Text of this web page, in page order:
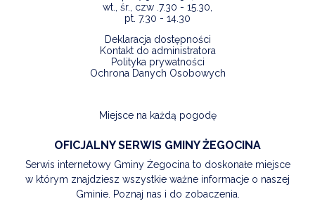
wt., śr., czw .7.30 - 15.30,
pt. 7.30 - 14.30
Deklaracja dostępności
Kontakt do administratora
Polityka prywatności
Ochrona Danych Osobowych
Miejsce na każdą pogodę
OFICJALNY SERWIS GMINY ŻEGOCINA
Serwis internetowy Gminy Żegocina to doskonałe miejsce
w którym znajdziesz wszystkie ważne informacje o naszej
Gminie. Poznaj nas i do zobaczenia.